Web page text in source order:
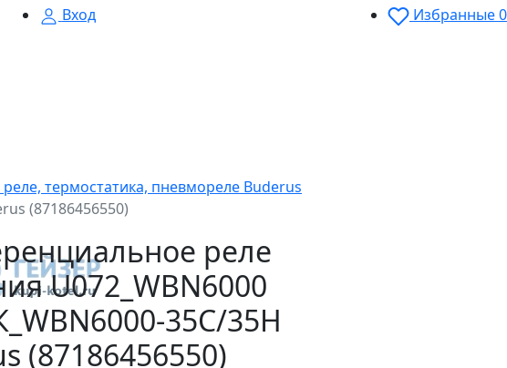
Вход Избранные0
термостатика, пневмореле Buderus
(87186456550)
реле
U072_WBN6000
35С/35Н
(87186456550)